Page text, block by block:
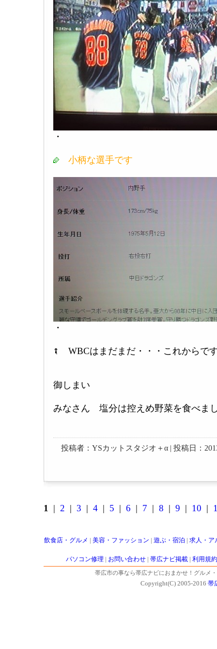
・
小柄な選手です
・
WBCはまだまだ・・・これからで
御しまい
みなさん 塩分は控えめ野菜を食べま
投稿者：YSカットスタジオ＋α | 投稿日：
1 | 2 | 3 | 4 | 5 | 6 | 7 | 8 | 9 | 10 |
飲食店・グルメ 美容・ファッション 遊ぶ・宿泊 求人・ア
パソコン修理 お問い合わせ| 帯広ナビ掲載| 利用規約
帯広市の事なら帯広ナビにおまかせ！グルメ
Copyright(C) 2005-2016 帯